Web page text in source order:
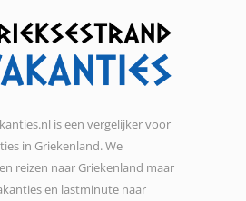
is een vergelijker voor
in Griekenland. We
reizen naar Griekenland maar
en lastminute naar